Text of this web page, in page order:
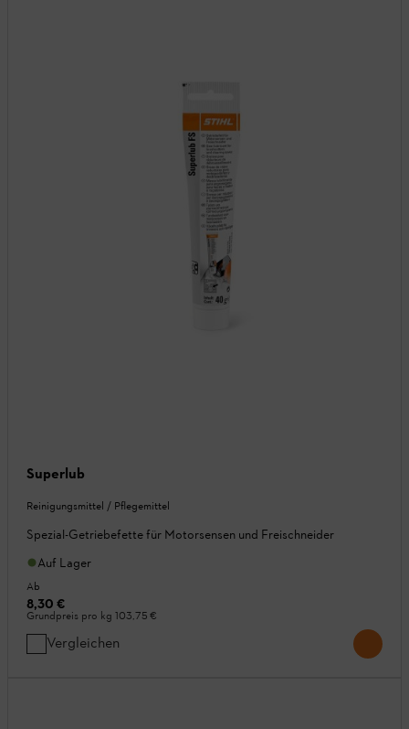
Superlub
Reinigungsmittel / Pflegemittel
Spezial-Getriebefette für Motorsensen und Freischneider
Auf Lager
Ab
8,30 €
Grundpreis pro kg 103,75 €
Vergleichen